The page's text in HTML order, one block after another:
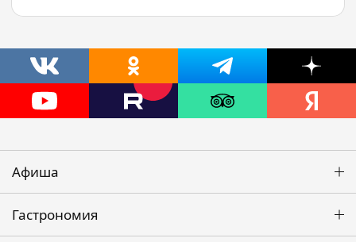
Афиша
Гастрономия